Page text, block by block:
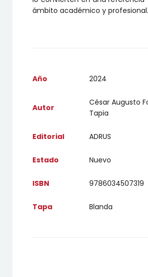
ámbito académico y profesional.
Año 2024
Autor
César Augusto
Tapia
Editorial ADRUS
Estado Nuevo
ISBN 9786034507319
Tapa Blanda